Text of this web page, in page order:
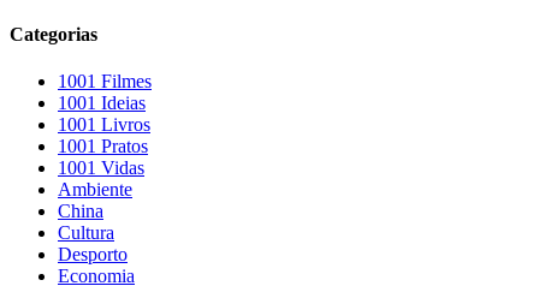
Categorias
1001 Filmes
1001 Ideias
1001 Livros
1001 Pratos
1001 Vidas
Ambiente
China
Cultura
Desporto
Economia